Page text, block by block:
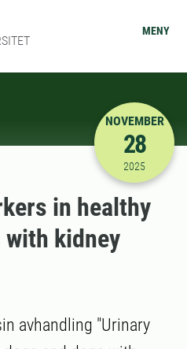
MENY
2025-11-
NOVEMBER
28
2025
in healthy
with kidney
avhandling "Urinary